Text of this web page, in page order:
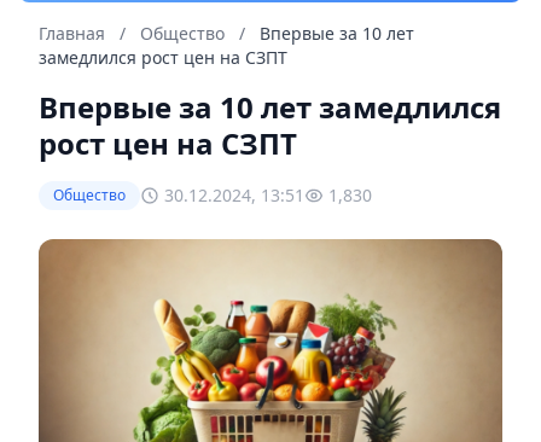
Главная / Общество /
Впервые за 10 лет
замедлился рост цен на СЗПТ
Впервые за 10 лет замедлился
рост цен на СЗПТ
Общество 30.12.2024, 13:51 1,830